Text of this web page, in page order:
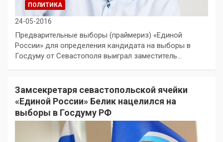
ПОЛИТИКА
24-05-2016
Предварительные выборы (праймериз) «Единой
России» для определения кандидата на выборы в
Госдуму от Севастополя выиграл заместитель…
Замсекретаря севастопольской ячейки
«Единой России» Белик нацелился на
выборы в Госдуму РФ